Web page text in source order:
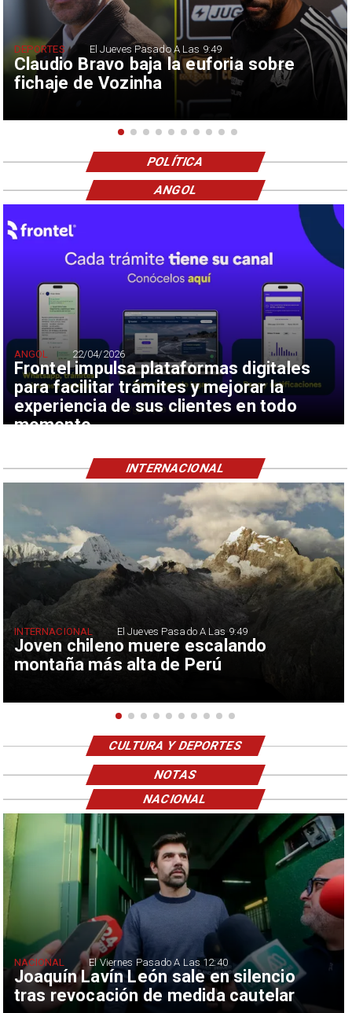
Claudio Bravo baja la euforia sobre
fichaje de Vozinha
DEPORTES El Jueves Pasado A Las 9:49
POLÍTICA
Frontel impulsa plataformas digitales
para facilitar trámites y mejorar la
experiencia de sus clientes en todo
momento
ANGOL 22/04/2026
ANGOL
Joven chileno muere escalando
montaña más alta de Perú
INTERNACIONAL El Jueves Pasado A Las 9:49
INTERNACIONAL
CULTURA Y DEPORTES
NOTAS
Joaquín Lavín León sale en silencio
tras revocación de medida cautelar
NACIONAL El Viernes Pasado A Las 12:40
NACIONAL